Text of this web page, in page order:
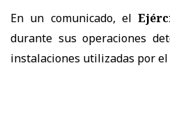
En un comunicado, el
durante sus operaciones
instalaciones utilizadas por